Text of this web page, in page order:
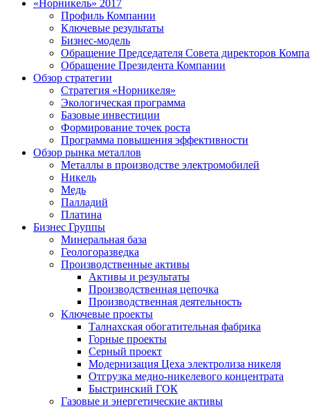
«Норникель» 2017
Профиль Компании
Ключевые результаты
Бизнес-модель
Обращение Председателя Совета директоров
Обращение Президента Компании
Обзор стратегии
Стратегия «Норникеля»
Экологическая программа
Базовые инвестиции
Формирование точек роста
Программа повышения эффективности
Обзор рынка металлов
Металлы в производстве электромобилей
Никель
Медь
Палладий
Платина
Бизнес Группы
Минеральная база
Геологоразведка
Производственные активы
Активы и результаты
Производственная цепочка
Производственная деятельность
Ключевые проекты
Талнахская обогатительная фабрика
Горные проекты
Серный проект
Модернизация Цеха электролиза никеля
Отгрузка медно-никелевого концентрата
Быстринский ГОК
Газовые и энергетические активы